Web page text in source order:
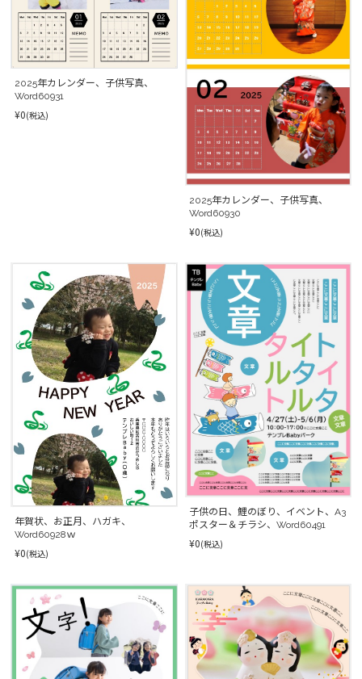
2025年カレンダー、子供写真、
Word60931
¥0(税込)
2025年カレンダー、子供写真、
Word60930
¥0(税込)
年賀状、お正月、ハガキ、
Word60928ｗ
¥0(税込)
子供の日、鯉のぼり、イベント、A3
ポスター＆チラシ、Word60491
¥0(税込)